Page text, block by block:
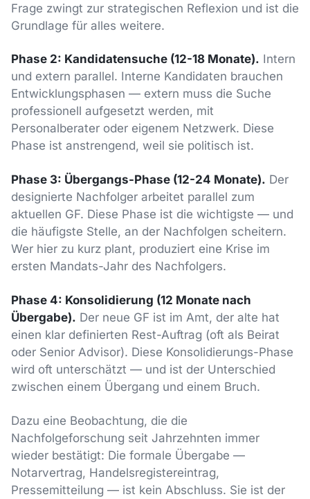
Frage zwingt zur strategischen Reflexion und ist die
Grundlage für alles weitere.
Phase 2: Kandidatensuche (12-18 Monate). Intern
und extern parallel. Interne Kandidaten brauchen
Entwicklungsphasen — extern muss die Suche
professionell aufgesetzt werden, mit
Personalberater oder eigenem Netzwerk. Diese
Phase ist anstrengend, weil sie politisch ist.
Phase 3: Übergangs-Phase (12-24 Monate). Der
designierte Nachfolger arbeitet parallel zum
aktuellen GF. Diese Phase ist die wichtigste — und
die häufigste Stelle, an der Nachfolgen scheitern.
Wer hier zu kurz plant, produziert eine Krise im
ersten Mandats-Jahr des Nachfolgers.
Phase 4: Konsolidierung (12 Monate nach
Übergabe). Der neue GF ist im Amt, der alte hat
einen klar definierten Rest-Auftrag (oft als Beirat
oder Senior Advisor). Diese Konsolidierungs-Phase
wird oft unterschätzt — und ist der Unterschied
zwischen einem Übergang und einem Bruch.
Dazu eine Beobachtung, die die
Nachfolgeforschung seit Jahrzehnten immer
wieder bestätigt: Die formale Übergabe —
Notarvertrag, Handelsregistereintrag,
Pressemitteilung — ist kein Abschluss. Sie ist der